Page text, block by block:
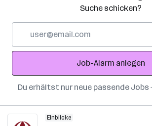
Suche schicken?
Adresse
Job-Alarm anlegen
Du erhältst nur neue passende Jobs
Einblicke